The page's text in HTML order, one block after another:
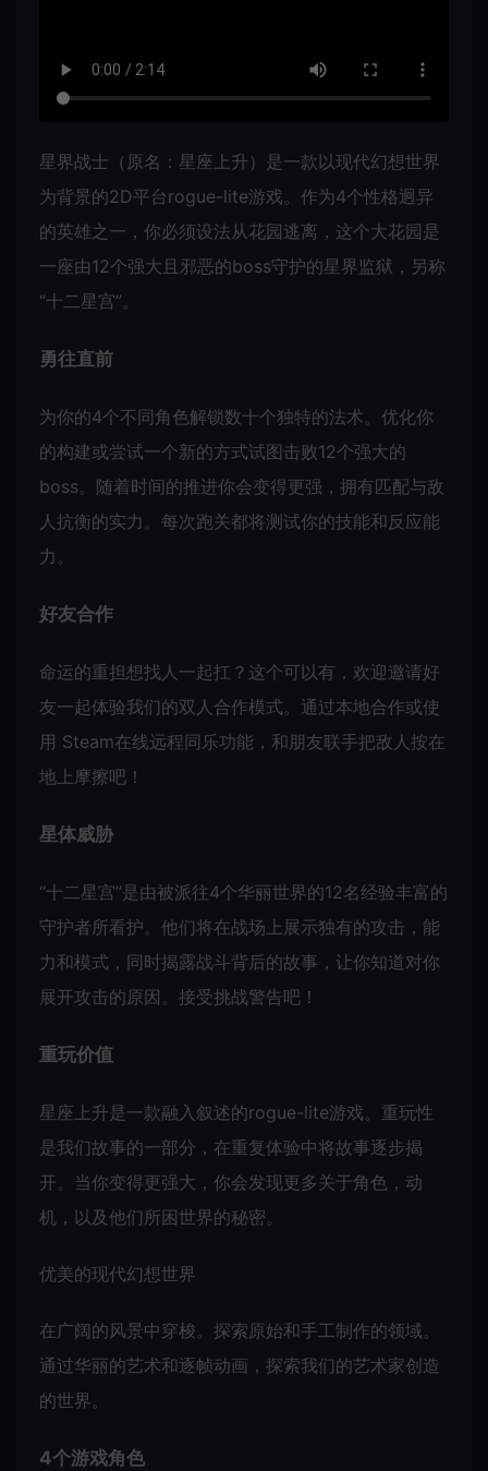
星界战士（原名：星座上升）是一款以现代幻想世界
为背景的2D平台rogue-lite游戏。作为4个性格迥异
的英雄之一，你必须设法从花园逃离，这个大花园是
一座由12个强大且邪恶的boss守护的星界监狱，另称
“十二星宫”。
勇往直前
为你的4个不同角色解锁数十个独特的法术。优化你
的构建或尝试一个新的方式试图击败12个强大的
boss。随着时间的推进你会变得更强，拥有匹配与敌
人抗衡的实力。每次跑关都将测试你的技能和反应能
力。
好友合作
命运的重担想找人一起扛？这个可以有，欢迎邀请好
友一起体验我们的双人 合作模式。通过本地合作或使
用 Steam在线远程同乐功能，和朋友联手把敌人按在
地上摩擦吧！
星体威胁
“十二星宫”是由被派往4个华丽世界的12名经验丰富的
守护者所看护。他们将在战场上展示独有的攻击，能
力和模式，同时揭露战斗背后的故事，让你知道对你
展开攻击的原因。接受挑战警告吧！
重玩价值
星座上升是一款融入叙述的rogue-lite游戏。重玩性
是我们故事的一部分，在重复体验中将故事逐步揭
开。当你变得更强大，你会发现更多关于角色，动
机，以及他们所困世界的秘密。
优美的现代幻想世界
在广阔的风景中穿梭。探索原始和手工制作的领域。
通过华丽的艺术和逐帧动画，探索我们的艺术家创造
的世界。
4个游戏角色